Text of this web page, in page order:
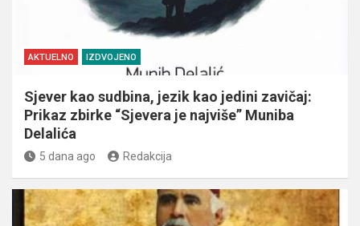
AKTUELNO IZDVOJENO
Sjever kao sudbina, jezik kao jedini zavičaj:
Prikaz zbirke “Sjevera je najviše” Muniba
Delalića
5 dana ago Redakcija